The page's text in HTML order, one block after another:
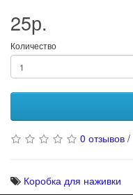
25р.
Количество
0 отзывов /
Коробка для наживки